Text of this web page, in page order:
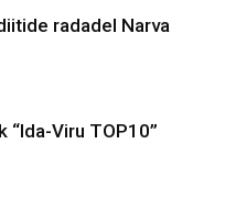
radadel Narva
“Ida-Viru TOP10”